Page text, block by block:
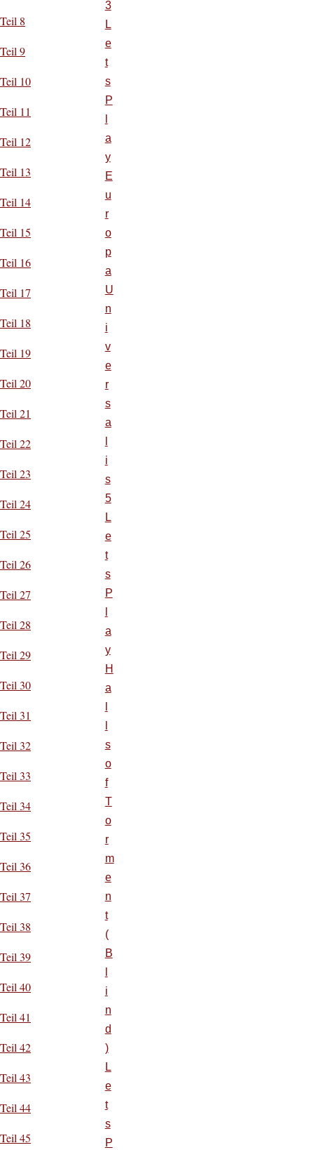
Teil 8
Teil 9
Teil 10
Teil 11
Teil 12
Teil 13
Teil 14
Teil 15
Teil 16
Teil 17
Teil 18
Teil 19
Teil 20
Teil 21
Teil 22
Teil 23
Teil 24
Teil 25
Teil 26
Teil 27
Teil 28
Teil 29
Teil 30
Teil 31
Teil 32
Teil 33
Teil 34
Teil 35
Teil 36
Teil 37
Teil 38
Teil 39
Teil 40
Teil 41
Teil 42
Teil 43
Teil 44
Teil 45
3
L
e
t
s
P
a
y
E
u
r
o
p
a
U
n
i
v
e
r
s
a
i
s
5
L
e
t
s
P
a
y
H
a
s
o
f
T
o
r
m
e
n
t
(
B
i
n
d
)
L
e
t
s
P